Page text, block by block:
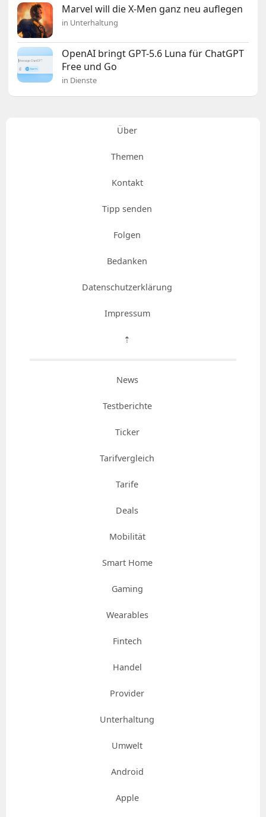
Marvel will die X-Men ganz neu auflegen
in Unterhaltung
OpenAI bringt GPT-5.6 Luna für ChatGPT
Free und Go
in Dienste
Über
Themen
Kontakt
Tipp senden
Folgen
Bedanken
Datenschutzerklärung
Impressum
⇡
News
Testberichte
Ticker
Tarifvergleich
Tarife
Deals
Mobilität
Smart Home
Gaming
Wearables
Fintech
Handel
Provider
Unterhaltung
Umwelt
Android
Apple